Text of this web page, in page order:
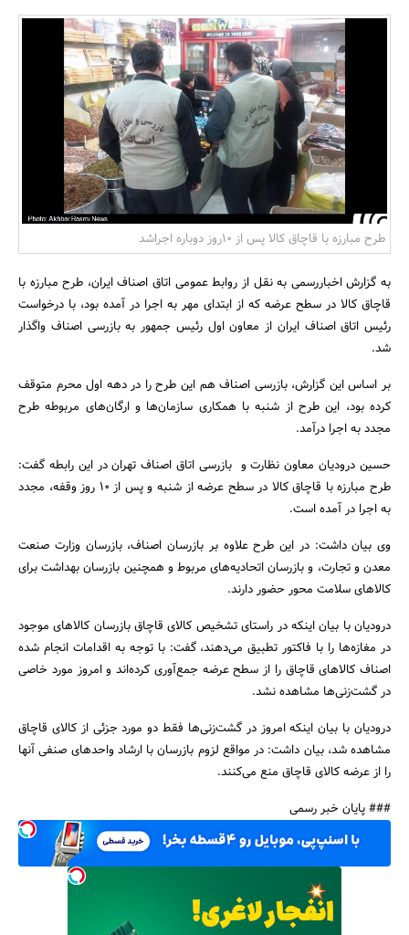
بانک، بیمه و سرمایه
مسکن و ساختمان
جستجو
طرح مبارزه با قاچاق کالا پس از 10روز دوباره اجراشد
به گزارش اخباررسمی به نقل از روابط عمومی اتاق اصناف ایران، طرح مبارزه با
قاچاق کالا در سطح عرضه که از ابتدای مهر به اجرا در آمده بود، با درخواست
رئیس اتاق اصناف ایران از معاون اول رئیس جمهور به بازرسی اصناف واگذار
شد.
بر اساس این گزارش، بازرسی اصناف هم این طرح را در دهه اول محرم متوقف
کرده بود، این طرح از شنبه با همکاری سازمان‌ها و ارگان‌های مربوطه طرح
مجدد به اجرا درآمد.
حسین درودیان معاون نظارت و بازرسی اتاق اصناف تهران در این رابطه گفت:
طرح مبارزه با قاچاق کالا در سطح عرضه از شنبه و پس از 10 روز وقفه، مجدد
به اجرا در آمده است.
وی بیان داشت: در این طرح علاوه بر بازرسان اصناف، بازرسان وزارت صنعت
معدن و تجارت، و بازرسان اتحادیه‌های مربوط و همچنین بازرسان بهداشت برای
کالاهای سلامت محور حضور دارند.
درودیان با بیان اینکه در راستای تشخیص کالای قاچاق بازرسان کالاهای موجود
در مغازه‌ها را با فاکتور تطبیق می‌دهند، گفت: با توجه به اقدامات انجام شده
اصناف کالاهای قاچاق را از سطح عرضه جمع‌آوری کرده‌اند و امروز مورد خاصی
در گشت‌زنی‌ها مشاهده نشد.
درودیان با بیان اینکه امروز در گشت‌زنی‌ها فقط دو مورد جزئی از کالای قاچاق
مشاهده شد، بیان داشت: در مواقع لزوم بازرسان با ارشاد واحدهای صنفی آنها
را از عرضه کالای قاچاق منع می‌کنند.
### پایان خبر رسمی